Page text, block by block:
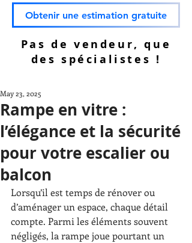
Obtenir une estimation gratuite
Pas de vendeur, que
des spécialistes !
Rampe en vitre :
l’élégance et la sécurité
pour votre escalier ou
balcon
May 23, 2025
Lorsqu’il est temps de rénover ou
d’aménager un espace, chaque détail
compte. Parmi les éléments souvent
négligés, la rampe joue pourtant un